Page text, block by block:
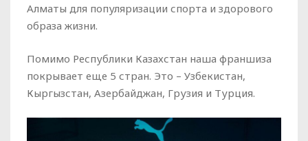
Алматы для популяризации спорта и здорового
образа жизни.
Помимо Республики Казахстан наша франшиза
покрывает еще 5 стран. Это – Узбекистан,
Кыргызстан, Азербайджан, Грузия и Турция.